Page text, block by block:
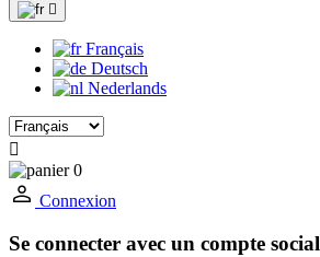

Français
Deutsch
Nederlands

0
Connexion
Se connecter avec un compte social